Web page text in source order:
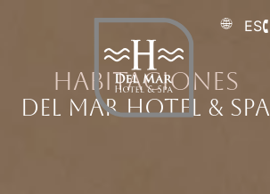
ES
Habitaciones
DEL MAR HOTEL & SPA